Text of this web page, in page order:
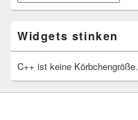
Widgets stinken
C++ ist keine Körbchengröße.